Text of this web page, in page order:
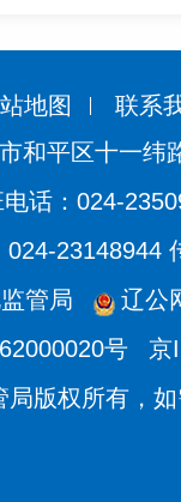
地图
联系
和平区十一纬
话：024-
23148944
管局
辽公
号
京
局版权所有，